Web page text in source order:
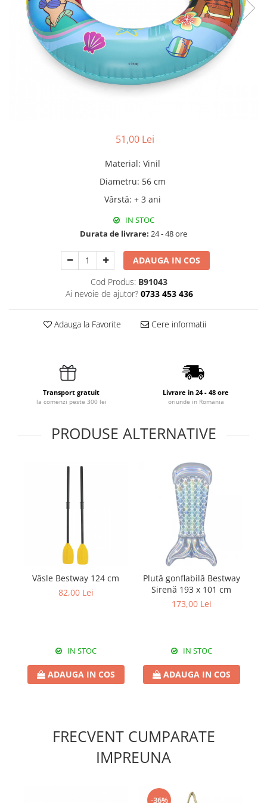
Pilote cu blăniță
51,00 Lei
Material: Vinil
Diametru: 56 cm
Vârstă: + 3 ani
IN STOC
Durata de livrare: 24 - 48 ore
ADAUGA IN COS
Cod Produs: B91043
Ai nevoie de ajutor? 0733 453 436
Adauga la Favorite Cere informatii
Transport gratuit
la comenzi peste 300 lei
Livrare in 24 - 48 ore
oriunde in Romania
PRODUSE ALTERNATIVE
Vâsle Bestway 124 cm
82,00 Lei
IN STOC
ADAUGA IN COS
Plută gonflabilă Bestway
Sirenă 193 x 101 cm
173,00 Lei
IN STOC
ADAUGA IN COS
FRECVENT CUMPARATE
IMPREUNA
-36%